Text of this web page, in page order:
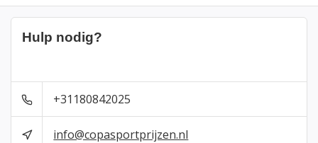
Hulp nodig?
+31180842025
info@copasportprijzen.nl